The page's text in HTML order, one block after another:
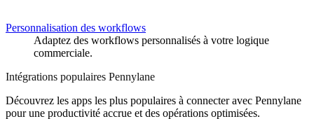
Personnalisation des workflows
Adaptez des workflows personnalisés à votre logique
commerciale.
Intégrations populaires Pennylane
Découvrez les apps les plus populaires à connecter avec Pennylane
pour une productivité accrue et des opérations optimisées.